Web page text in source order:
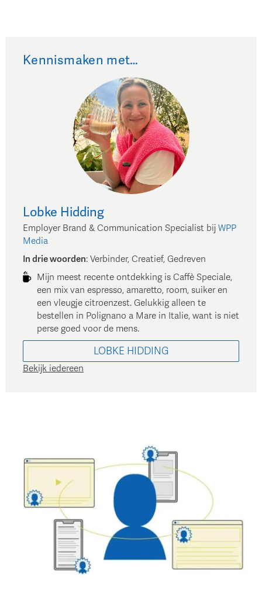
Kennismaken met…
Lobke Hidding
Employer Brand & Communication Specialist bij WPP
Media
In drie woorden: Verbinder, Creatief, Gedreven
Mijn meest recente ontdekking is Caffè Speciale,
een mix van espresso, amaretto, room, suiker en
een vleugje citroenzest. Gelukkig alleen te
bestellen in Polignano a Mare in Italie, want is niet
perse goed voor de mens.
LOBKE HIDDING
Bekijk iedereen